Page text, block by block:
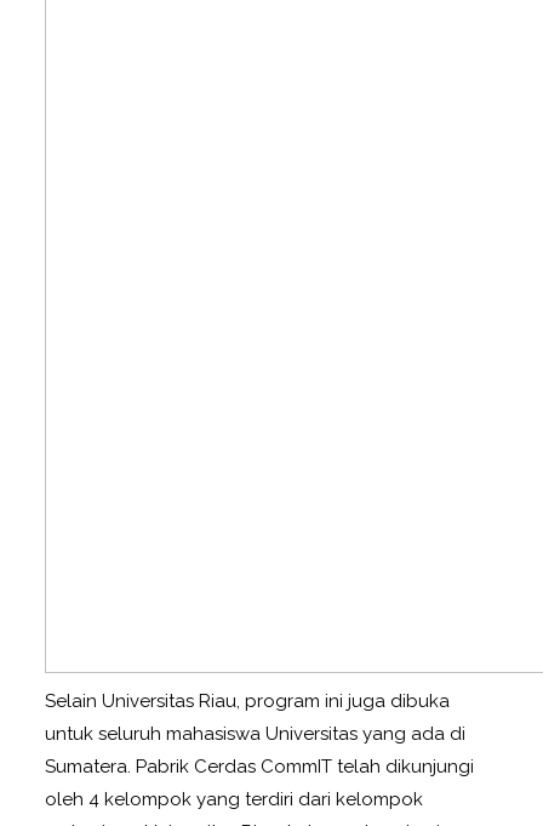
Selain Universitas Riau, program ini juga dibuka
untuk seluruh mahasiswa Universitas yang ada di
Sumatera. Pabrik Cerdas CommIT telah dikunjungi
oleh 4 kelompok yang terdiri dari kelompok